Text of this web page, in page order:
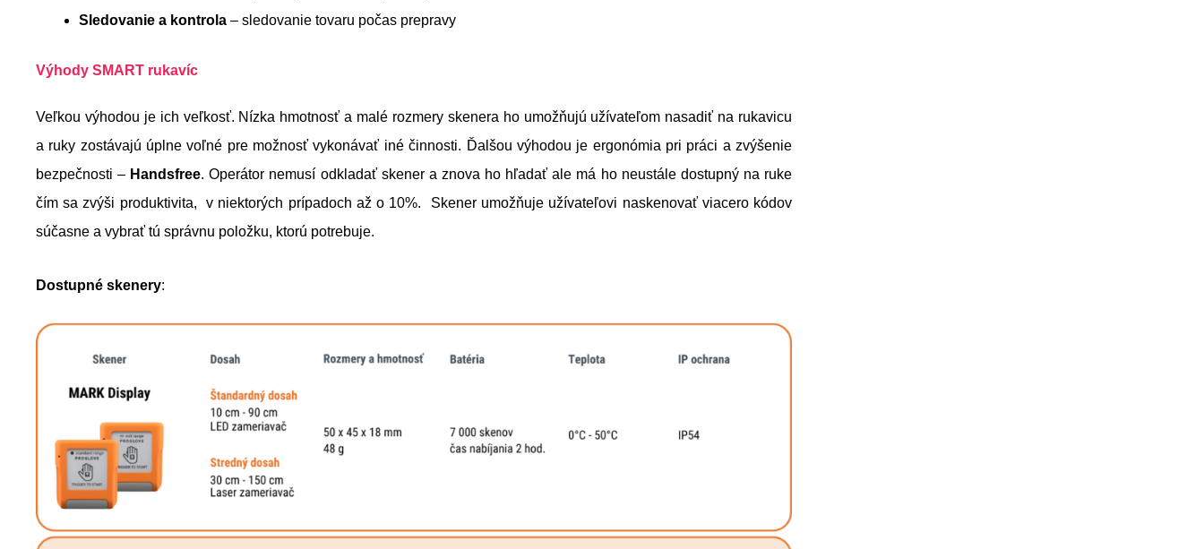
Sledovanie a kontrola – sledovanie tovaru počas prepravy
Výhody SMART rukavíc
Veľkou výhodou je ich veľkosť. Nízka hmotnosť a malé rozmery skenera ho umožňujú užívateľom nasadiť na rukavicu
a ruky zostávajú úplne voľné pre možnosť vykonávať iné činnosti. Ďalšou výhodou je ergonómia pri práci a zvýšenie
bezpečnosti – Handsfree. Operátor nemusí odkladať skener a znova ho hľadať ale má ho neustále dostupný na ruke
čím sa zvýši produktivita, v niektorých prípadoch až o 10%. Skener umožňuje užívateľovi naskenovať viacero kódov
súčasne a vybrať tú správnu položku, ktorú potrebuje.
Dostupné skenery: